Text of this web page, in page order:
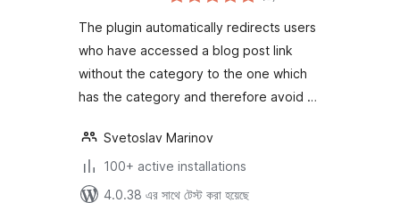
The plugin automatically redirects users
who have accessed a blog post link
without the category to the one which
has the category and therefore avoid …
Svetoslav Marinov
100+ active installations
4.0.38 এর সাথে টেস্ট করা হয়েছে